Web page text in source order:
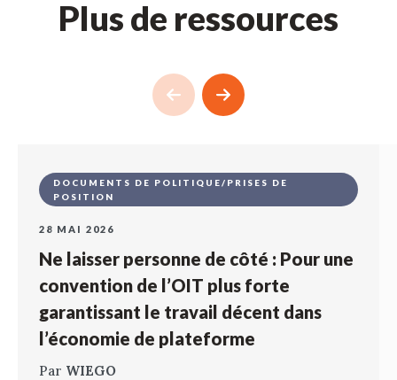
Plus de ressources
DOCUMENTS DE POLITIQUE/PRISES DE
POSITION
28 MAI 2026
Ne laisser personne de côté : Pour une
convention de l’OIT plus forte
garantissant le travail décent dans
l’économie de plateforme
Par WIEGO